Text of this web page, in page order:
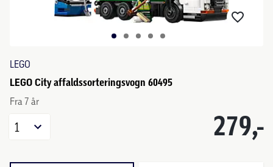
LEGO
LEGO City affaldssorteringsvogn 60495
Fra 7 år
279,-
1